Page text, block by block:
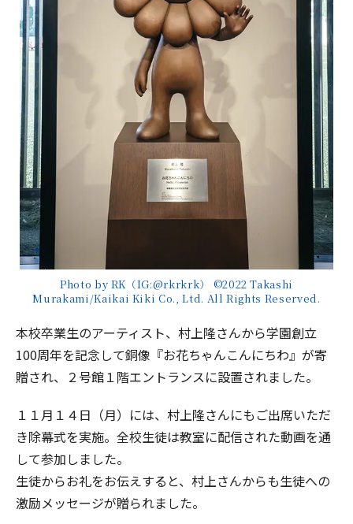
Photo by RK（IG:@rkrkrk） ©︎2022 Takashi
Murakami/Kaikai Kiki Co., Ltd. All Rights Reserved.
本校卒業生のアーティスト、村上隆さんから学園創立
100周年を記念して銅像『お花ちゃんこんにちわ』が寄
贈され、２号館１階エントランスに設置されました。
１１月１４日（月）には、村上隆さんにもご出席いただ
き除幕式を実施。全校生徒は教室に配信された動画を通
して参加しました。
生徒からお礼をお伝えすると、村上さんからも生徒への
激励メッセージが贈られました。